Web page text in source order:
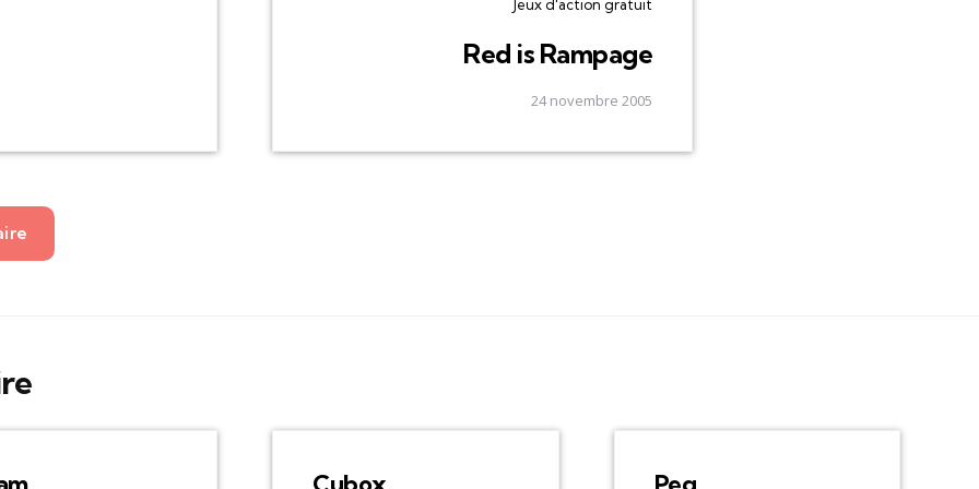
Jeux d'action gratuit
Red is Rampage
24 novembre 2005